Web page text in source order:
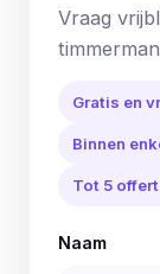
Vraag
Gratis en
Binnen
Tot 5
Naam